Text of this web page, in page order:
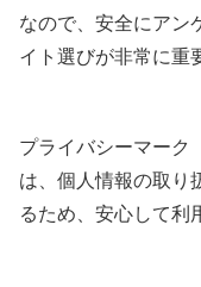
なので、安全にアン
イト選びが非常に重
プライバシーマーク
は、個人情報の取り
るため、安心して利